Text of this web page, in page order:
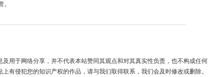
用于网络分享，并不代表本站赞同其观点和对其真实性负责，也不构成任
有侵犯您的知识产权的作品，请与我们取得联系，我们会及时修改或删除。